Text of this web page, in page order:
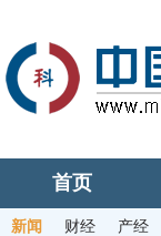
首页
新闻 财经 产经